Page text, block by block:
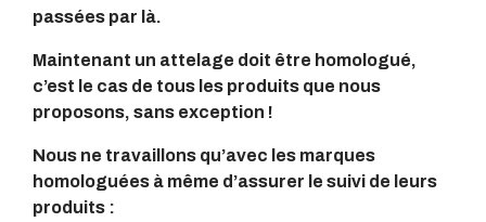
passées par là.
Maintenant un attelage doit être homologué,
c’est le cas de tous les produits que nous
proposons, sans exception !
Nous ne travaillons qu’avec les marques
homologuées à même d’assurer le suivi de leurs
produits :